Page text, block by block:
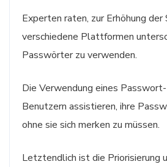
Experten raten, zur Erhöhung der
verschiedene Plattformen
Passwörter zu verwenden.
Die Verwendung eines
Benutzern assistieren, ihre
ohne sie sich merken zu müssen.
Letztendlich ist die Priorisierung